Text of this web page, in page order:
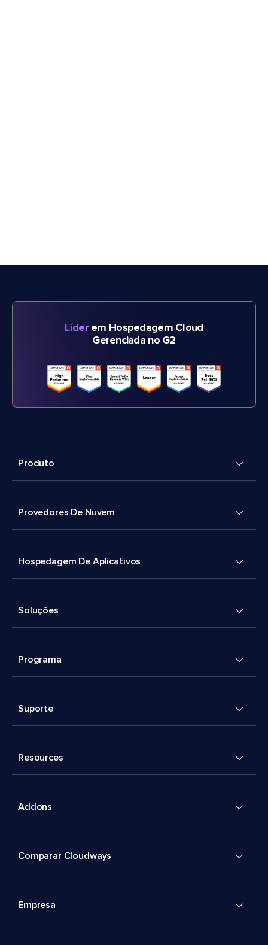
Líderem Hospedagem Cloud
Gerenciada no G2
Produto
Provedores De Nuvem
Hospedagem De Aplicativos
Soluções
Programa
Suporte
Resources
Addons
Comparar Cloudways
Empresa